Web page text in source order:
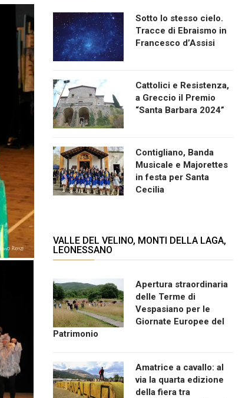
Sotto lo stesso cielo.
Tracce di Ebraismo in
Francesco d’Assisi
Cattolici e Resistenza,
a Greccio il Premio
“Santa Barbara 2024”
Contigliano, Banda
Musicale e Majorettes
in festa per Santa
Cecilia
VALLE DEL VELINO, MONTI DELLA LAGA,
LEONESSANO
Apertura straordinaria
delle Terme di
Vespasiano per le
Giornate Europee del
Patrimonio
Amatrice a cavallo: al
via la quarta edizione
della fiera tra